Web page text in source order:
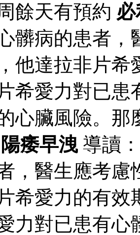
餘天有預約
髒病的患者，
他達拉非片
希愛力對已患
心臟風險。那
陽痿早洩 導讀
，醫生應考慮
希愛力的有
力對已患有心